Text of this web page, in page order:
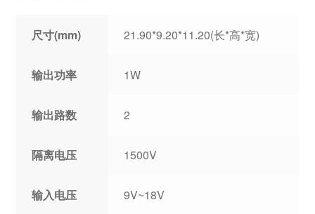
尺寸(mm) 21.90*9.20*11.20(长*高*宽)
输出功率 1W
输出路数 2
隔离电压 1500V
输入电压 9V~18V